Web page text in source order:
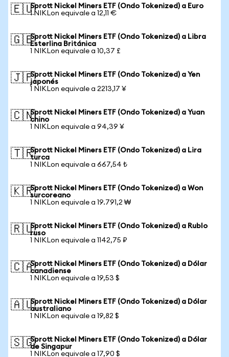
🇪🇺Sprott Nickel Miners ETF (Ondo Tokenized) a Euro
1 NIKLon equivale a 12,11 €
🇬🇧Sprott Nickel Miners ETF (Ondo Tokenized) a Libra
Esterlina Británica
1 NIKLon equivale a 10,37 £
🇯🇵Sprott Nickel Miners ETF (Ondo Tokenized) a Yen
japonés
1 NIKLon equivale a 2213,17 ¥
🇨🇳Sprott Nickel Miners ETF (Ondo Tokenized) a Yuan
chino
1 NIKLon equivale a 94,39 ¥
🇹🇷Sprott Nickel Miners ETF (Ondo Tokenized) a Lira
turca
1 NIKLon equivale a 667,54 ₺
🇰🇷Sprott Nickel Miners ETF (Ondo Tokenized) a Won
surcoreano
1 NIKLon equivale a 19.791,2 ₩
🇷🇺Sprott Nickel Miners ETF (Ondo Tokenized) a Rublo
ruso
1 NIKLon equivale a 1142,75 ₽
🇨🇦Sprott Nickel Miners ETF (Ondo Tokenized) a Dólar
canadiense
1 NIKLon equivale a 19,53 $
🇦🇺Sprott Nickel Miners ETF (Ondo Tokenized) a Dólar
australiano
1 NIKLon equivale a 19,82 $
🇸🇬Sprott Nickel Miners ETF (Ondo Tokenized) a Dólar
de Singapur
1 NIKLon equivale a 17,90 $